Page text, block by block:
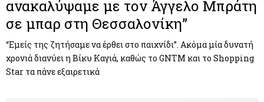
ανακαλύψαμε με τον Άγγελο Μπράτη
σε μπαρ στη Θεσσαλονίκη”
“Εμείς της ζητήσαμε να έρθει στο παιχνίδι”. Ακόμα μία δυνατή
χρονιά διανύει η Βίκυ Καγιά, καθώς το GNTM και το Shopping
Star τα πάνε εξαιρετικά